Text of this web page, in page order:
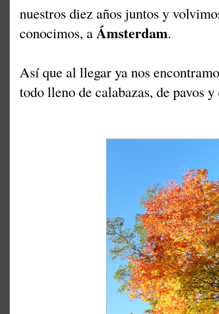
nuestros diez años juntos y
conocimos, aÁmsterdam.
Así que al llegar ya nos
todo lleno de calabazas, de pavos